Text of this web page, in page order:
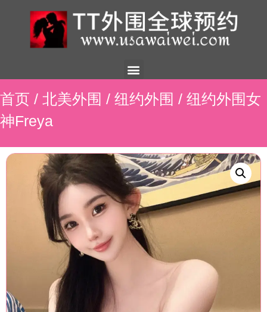
首页 / 北美外围 / 纽约外围 / 纽约外围女
神Freya